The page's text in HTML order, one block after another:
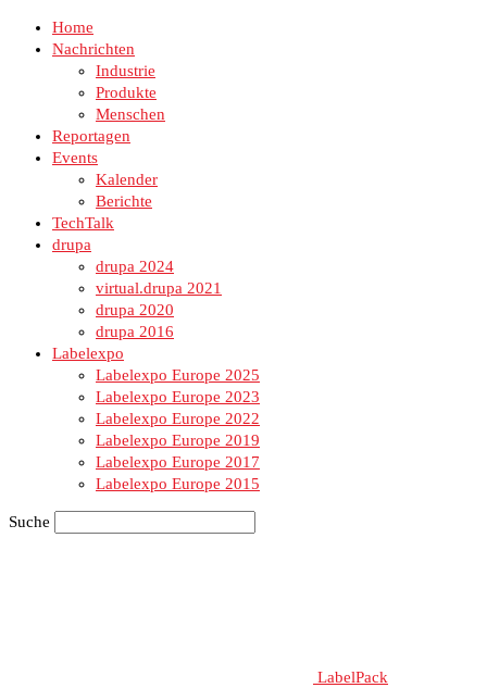
Home
Nachrichten
Industrie
Produkte
Menschen
Reportagen
Events
Kalender
Berichte
TechTalk
drupa
drupa 2024
virtual.drupa 2021
drupa 2020
drupa 2016
Labelexpo
Labelexpo Europe 2025
Labelexpo Europe 2023
Labelexpo Europe 2022
Labelexpo Europe 2019
Labelexpo Europe 2017
Labelexpo Europe 2015
Suche
LabelPack